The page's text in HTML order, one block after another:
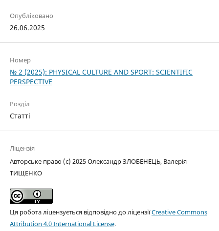
Опубліковано
26.06.2025
Номер
№ 2 (2025): PHYSICAL CULTURE AND SPORT: SCIENTIFIC
PERSPECTIVE
Розділ
Статті
Ліцензія
Авторське право (c) 2025 Олександр ЗЛОБЕНЕЦЬ, Валерія
ТИЩЕНКО
Ця робота ліцензується відповідно до ліцензіїCreative Commons
Attribution 4.0 International License.